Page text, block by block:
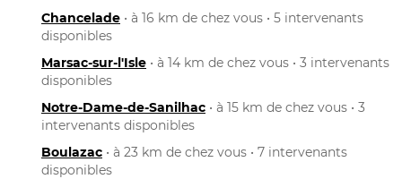
Chancelade • à 16 km de chez vous • 5 intervenants
disponibles
Marsac-sur-l'Isle • à 14 km de chez vous • 3 intervenants
disponibles
Notre-Dame-de-Sanilhac • à 15 km de chez vous • 3
intervenants disponibles
Boulazac • à 23 km de chez vous • 7 intervenants
disponibles